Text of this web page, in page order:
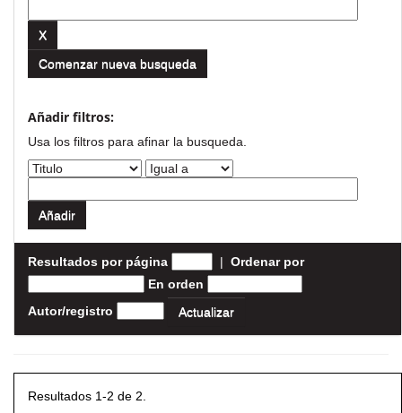
Comenzar nueva busqueda
Añadir filtros:
Usa los filtros para afinar la busqueda.
Resultados por página | Ordenar por
En orden
Autor/registro
Resultados 1-2 de 2.